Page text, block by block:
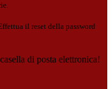
il reset della password
di posta elettronica!